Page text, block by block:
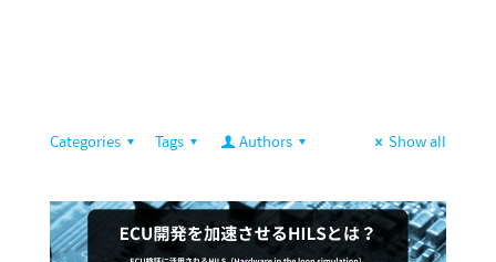
Categories Tags Authors Show all